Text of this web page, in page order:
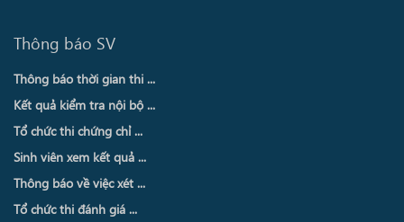
Thông báo SV
Thông báo thời gian thi ...
Kết quả kiểm tra nội bộ ...
Tổ chức thi chứng chỉ ...
Sinh viên xem kết quả ...
Thông báo về việc xét ...
Tổ chức thi đánh giá ...